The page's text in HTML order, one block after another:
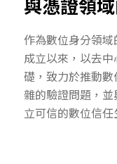
與憑證領
作為數位身分領域
成立以來，以去
礎，致力於推動
雜的驗證問題，
立可信的數位信任